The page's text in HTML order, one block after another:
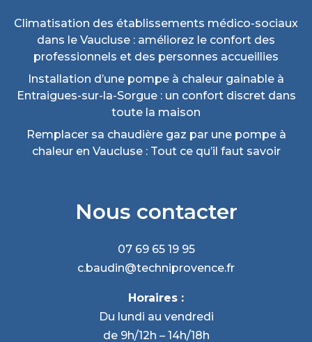
Climatisation des établissements médico-sociaux
dans le Vaucluse : améliorez le confort des
professionnels et des personnes accueillies
Installation d’une pompe à chaleur gainable à
Entraigues-sur-la-Sorgue : un confort discret dans
toute la maison
Remplacer sa chaudière gaz par une pompe à
chaleur en Vaucluse : Tout ce qu’il faut savoir
Nous contacter
07 69 65 19 95
c.baudin@techniprovence.fr
Horaires :
Du lundi au vendredi
de 9h/12h – 14h/18h